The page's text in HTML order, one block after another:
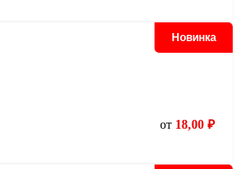
Новинка
от 18,00 ₽